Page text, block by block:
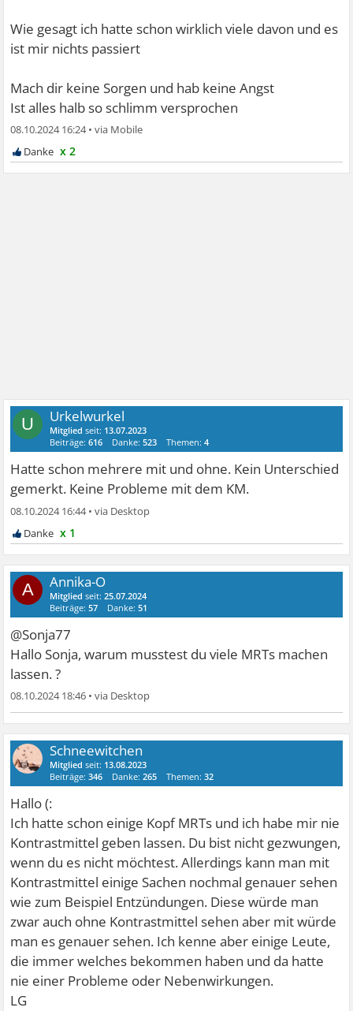
Wie gesagt ich hatte schon wirklich viele davon und es
ist mir nichts passiert
Mach dir keine Sorgen und hab keine Angst
Ist alles halb so schlimm versprochen
08.10.2024 16:24•
x 2
U Urkelwurkel
Mitglied seit: 13.07.2023
Beiträge:616 Danke:523 Themen:4
Hatte schon mehrere mit und ohne. Kein Unterschied
gemerkt. Keine Probleme mit dem KM.
08.10.2024 16:44•
x 1
A Annika-O
Mitglied seit:25.07.2024
Beiträge:57 Danke:51
@Sonja77
Hallo Sonja, warum musstest du viele MRTs machen
lassen. ?
08.10.2024 18:46 •
Schneewitchen
Mitglied seit: 13.08.2023
Beiträge:346 Danke:265 Themen:32
Hallo (:
Ich hatte schon einige Kopf MRTs und ich habe mir nie
Kontrastmittel geben lassen. Du bist nicht gezwungen,
wenn du es nicht möchtest. Allerdings kann man mit
Kontrastmittel einige Sachen nochmal genauer sehen
wie zum Beispiel Entzündungen. Diese würde man
zwar auch ohne Kontrastmittel sehen aber mit würde
man es genauer sehen. Ich kenne aber einige Leute,
die immer welches bekommen haben und da hatte
nie einer Probleme oder Nebenwirkungen.
LG